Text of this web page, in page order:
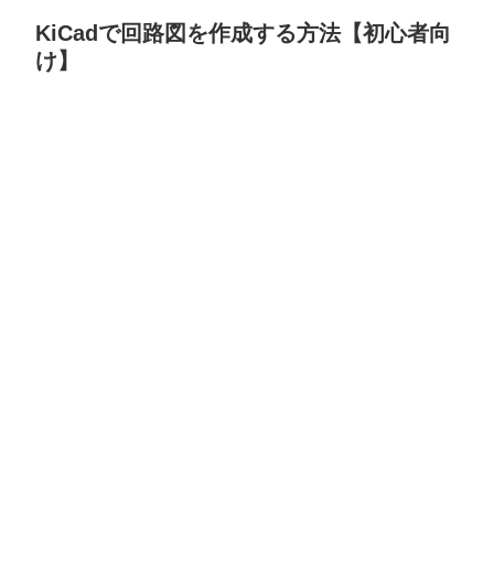
KiCadで回路図を作成する方法【初心者向
け】